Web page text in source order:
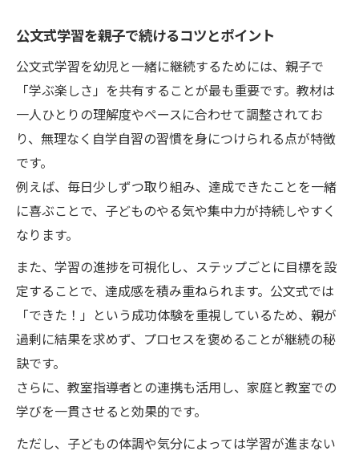
公文式学習を親子で続けるコツとポイント
公文式学習を幼児と一緒に継続するためには、親子で
「学ぶ楽しさ」を共有することが最も重要です。教材は
一人ひとりの理解度やペースに合わせて調整されてお
り、無理なく自学自習の習慣を身につけられる点が特徴
です。
例えば、毎日少しずつ取り組み、達成できたことを一緒
に喜ぶことで、子どものやる気や集中力が持続しやすく
なります。
また、学習の進捗を可視化し、ステップごとに目標を設
定することで、達成感を積み重ねられます。公文式では
「できた！」という成功体験を重視しているため、親が
過剰に結果を求めず、プロセスを褒めることが継続の秘
訣です。
さらに、教室指導者との連携も活用し、家庭と教室での
学びを一貫させると効果的です。
ただし、子どもの体調や気分によっては学習が進まない